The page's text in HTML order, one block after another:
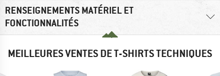
RENSEIGNEMENTS MATÉRIEL ET
FONCTIONNALITÉS
MEILLEURES VENTES DE T-SHIRTS TECHNIQUES